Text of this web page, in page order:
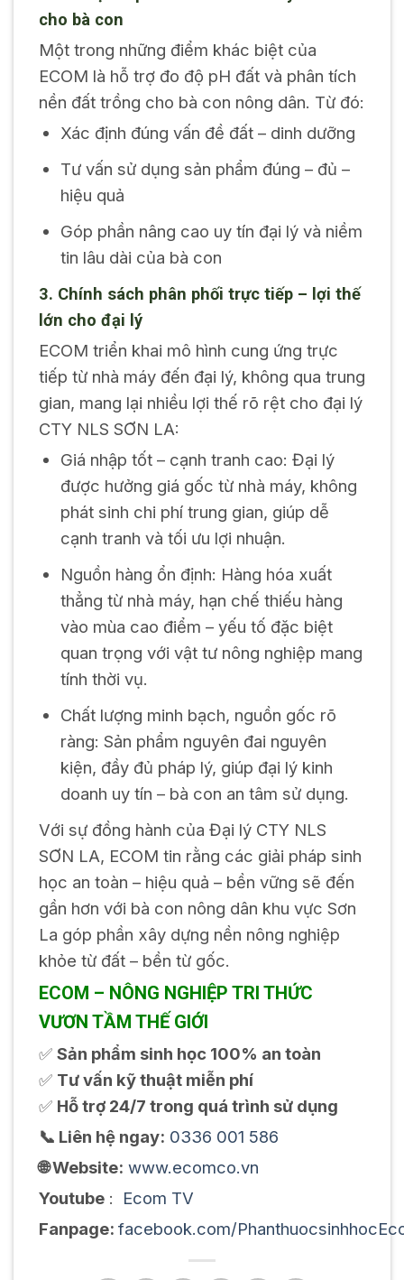
cho bà con
Một trong những điểm khác biệt của
ECOM là hỗ trợ đo độ pH đất và phân tích
nền đất trồng cho bà con nông dân. Từ đó:
Xác định đúng vấn đề đất – dinh dưỡng
Tư vấn sử dụng sản phẩm đúng – đủ –
hiệu quả
Góp phần nâng cao uy tín đại lý và niềm
tin lâu dài của bà con
3. Chính sách phân phối trực tiếp – lợi thế
lớn cho đại lý
ECOM triển khai mô hình cung ứng trực
tiếp từ nhà máy đến đại lý, không qua trung
gian, mang lại nhiều lợi thế rõ rệt cho đại lý
CTY NLS SƠN LA:
Giá nhập tốt – cạnh tranh cao: Đại lý
được hưởng giá gốc từ nhà máy, không
phát sinh chi phí trung gian, giúp dễ
cạnh tranh và tối ưu lợi nhuận.
Nguồn hàng ổn định: Hàng hóa xuất
thẳng từ nhà máy, hạn chế thiếu hàng
vào mùa cao điểm – yếu tố đặc biệt
quan trọng với vật tư nông nghiệp mang
tính thời vụ.
Chất lượng minh bạch, nguồn gốc rõ
ràng: Sản phẩm nguyên đai nguyên
kiện, đầy đủ pháp lý, giúp đại lý kinh
doanh uy tín – bà con an tâm sử dụng.
Với sự đồng hành của Đại lý CTY NLS
SƠN LA, ECOM tin rằng các giải pháp sinh
học an toàn – hiệu quả – bền vững sẽ đến
gần hơn với bà con nông dân khu vực Sơn
La góp phần xây dựng nền nông nghiệp
khỏe từ đất – bền từ gốc.
ECOM – NÔNG NGHIỆP TRI THỨC
VƯƠN TẦM THẾ GIỚI
✅ Sản phẩm sinh học 100% an toàn
✅ Tư vấn kỹ thuật miễn phí
✅ Hỗ trợ 24/7 trong quá trình sử dụng
📞 Liên hệ ngay: 0336 001 586
🌐 Website: www.ecomco.vn
Youtube:
Ecom TV
Fanpage: facebook.com/